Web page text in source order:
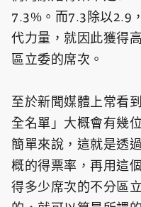
7.3%。而7.3除以2.9
代力量，就因此獲得
區立委的席次。
至於新聞媒體上常看
全名單」大概會有幾
簡單來說，這就是透
概的得票率，再用這
得多少席次的不分區